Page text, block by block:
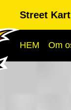
Street
HEM Om